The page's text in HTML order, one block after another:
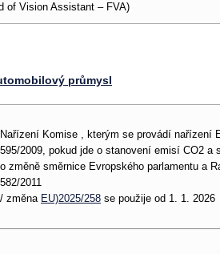
of Vision Assistant – FVA)
průmysl
Nařízení Komise , kterým se provádí nařízení
595/2009, pokud jde o stanovení emisí CO2
o změně směrnice Evropského parlamentu a
582/2011
/ změna EU)2025/258 se použije od 1. 1. 2026